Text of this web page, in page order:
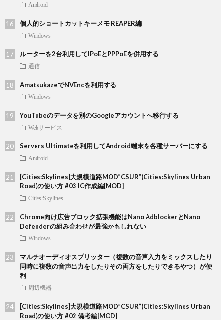
Android
個人的ショートカットキーメモ REAPER編
Windows
ルーターを2台利用してIPoEとPPPoEを併用する
通信
AmatsukazeでNVEncを利用する
Windows
YouTubeのデータを別のGoogleアカウントへ移行する
Webサービス
Servers Ultimateを利用してAndroid端末を各種サーバーにする
Android
[Cities:Skylines]大規模道路MOD”CSUR”(Cities:Skylines Urban
Road)の使い方 #03 IC作成編[MOD]
Cities:Skylines
Chrome向け広告ブロック拡張機能はNano AdblockerとNano
Defenderの組み合わせが最強かもしれない
Windows
マルチオーディオスプリッター（複数の音声入力をミックスしたり
同時に複数の音声出力をしたりその両方をしたりできるやつ）が便
利
周辺機器
[Cities:Skylines]大規模道路MOD”CSUR”(Cities:Skylines Urban
Road)の使い方 #02 備考編[MOD]